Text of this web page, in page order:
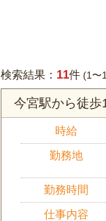
検索結果： 11件 (1〜
今宮駅から徒歩
時給
勤務地
勤務時間
仕事内容